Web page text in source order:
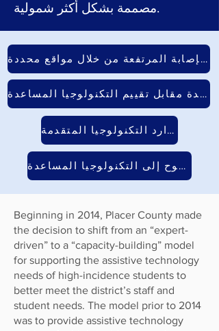
مصممة بشكل أكثر شمولية.
القدرة على دعم الطلاب ذوي معدلات الإصابة المرتفعة من خلال مواقع محددة
النظر في استخدام التكنولوجيا المساعدة مقابل تقييم التكنولوجيا المساعدة
مجموعة أدوات موارد التكنولوجيا المتقدمة
موارد الوصول المفتوح إلى التكنولوجيا المساعدة
Beginning in 2014, Placer County made
the decision to shift from an “expert-
driven” to a “capacity-building” model
for supporting the assistive technology
needs of high-incidence students to
better meet the district’s staff and
student needs. The model prior to 2014
was to provide assistive technology